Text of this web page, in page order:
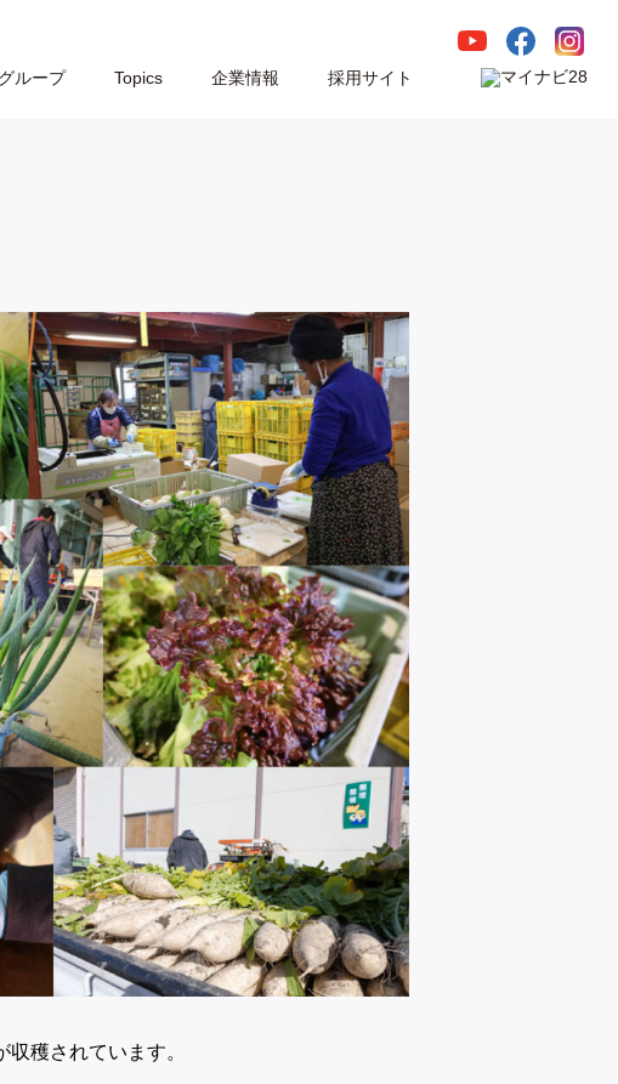
ループ Topics 企業情報 採用サイト
穫されています。